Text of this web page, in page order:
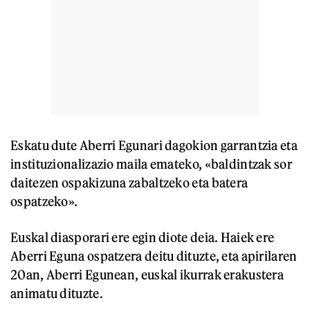
Eskatu dute Aberri Egunari dagokion garrantzia eta
instituzionalizazio maila emateko, «baldintzak sor
daitezen ospakizuna zabaltzeko eta batera
ospatzeko».
Euskal diasporari ere egin diote deia. Haiek ere
Aberri Eguna ospatzera deitu dituzte, eta apirilaren
20an, Aberri Egunean, euskal ikurrak erakustera
animatu dituzte.